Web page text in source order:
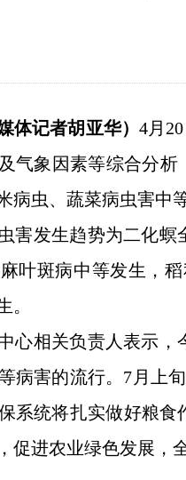
体记者胡亚华） 4月
气象因素等综合分
病虫、蔬菜病虫害中
害发生趋势为二化
叶斑病中等发生，
。
心相关负责人表示
病害的流行。7月上
系统将扎实做好粮
促进农业绿色发展，